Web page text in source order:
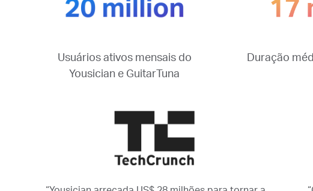
Usuários ativos mensais do
Yousician e GuitarTuna
Duração